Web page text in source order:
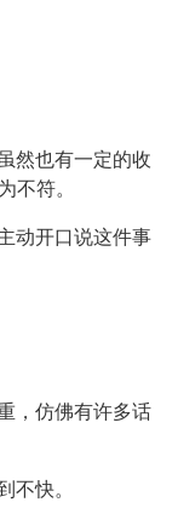
然也有一定的收
不符。
动开口说这件事
，仿佛有许多话
不快。